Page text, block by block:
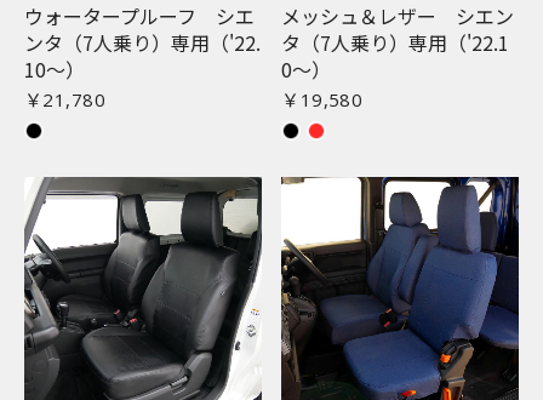
ウォータープルーフ シエ
ンタ（7人乗り）専用（'22.
10〜）
￥21,780
メッシュ＆レザー シエン
タ（7人乗り）専用（'22.1
0〜）
￥19,580